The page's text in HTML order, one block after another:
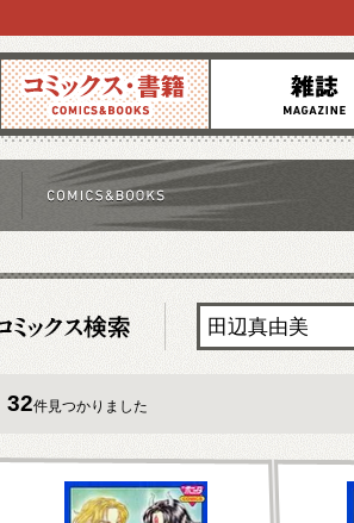
コミックス 雑誌
32件見つかりました